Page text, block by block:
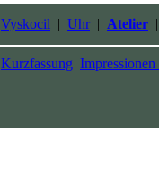
Vyskocil | Uhr| Atelier |
Kurzfassung Impressionen